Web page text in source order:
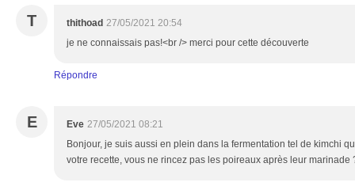
T thithoad 27/05/2021 20:54
je ne connaissais pas!<br /> merci pour cette découverte
Répondre
E Eve 27/05/2021 08:21
Bonjour, je suis aussi en plein dans la fermentation tel de kimchi
votre recette, vous ne rincez pas les poireaux après leur marinade